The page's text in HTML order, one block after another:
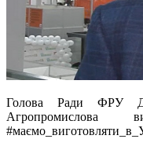
Голова Ради ФРУ
Агропромислова